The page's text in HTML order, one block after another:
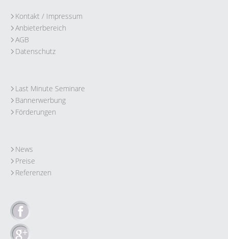
Kontakt / Impressum
Anbieterbereich
AGB
Datenschutz
Last Minute Seminare
Bannerwerbung
Förderungen
News
Preise
Referenzen